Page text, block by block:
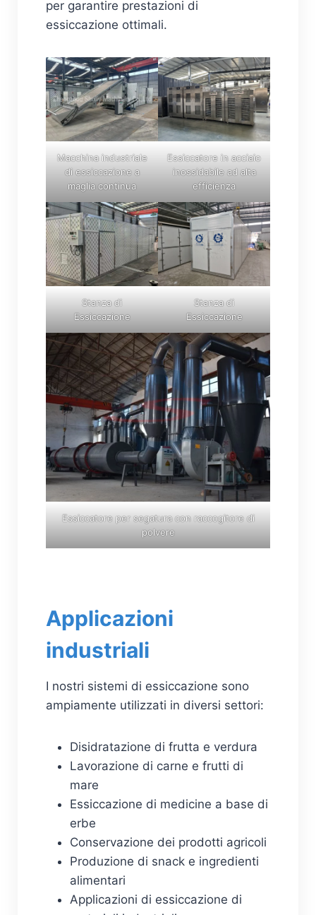
per garantire prestazioni di
essiccazione ottimali.
Macchina industriale
di essiccazione a
maglia continua
Essiccatore in acciaio
inossidabile ad alta
efficienza
Stanza di
Essiccazione
Stanza di
Essiccazione
Essiccatore per segatura con raccogitore di
polvere
Applicazioni
industriali
I nostri sistemi di essiccazione sono
ampiamente utilizzati in diversi settori:
Disidratazione di frutta e verdura
Lavorazione di carne e frutti di
mare
Essiccazione di medicine a base di
erbe
Conservazione dei prodotti agricoli
Produzione di snack e ingredienti
alimentari
Applicazioni di essiccazione di